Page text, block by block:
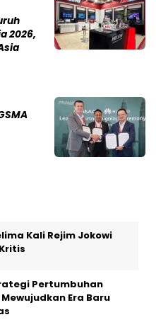
2026,
Kali Rejim Jokowi
Pertumbuhan
Era Baru